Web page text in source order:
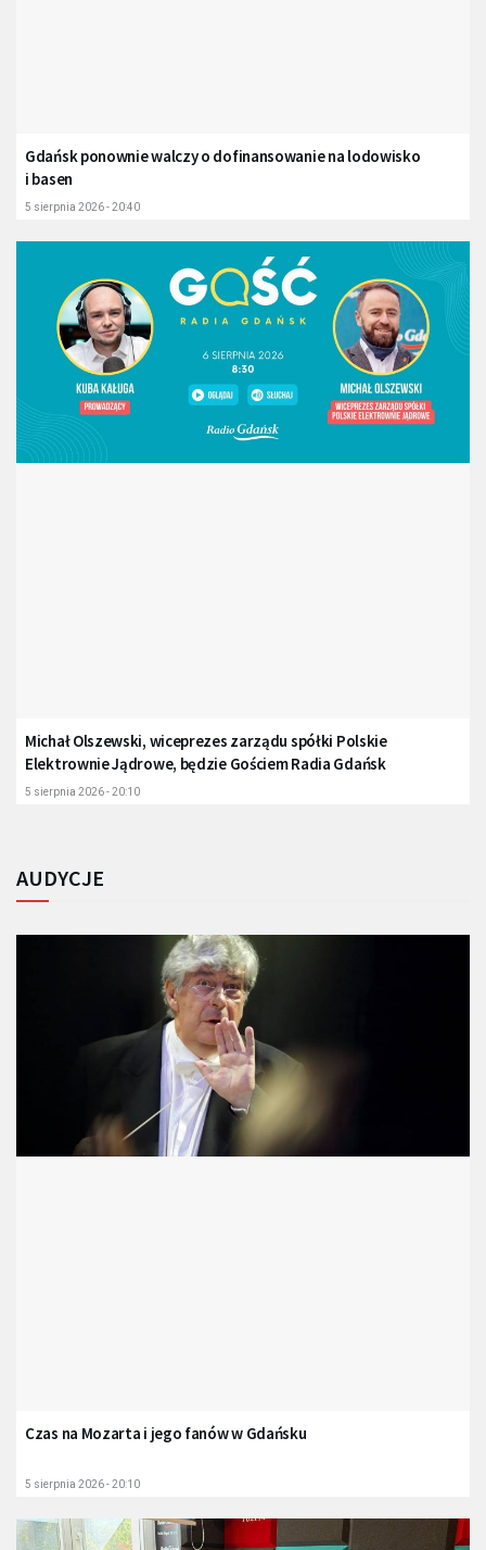
Gdańsk ponownie walczy o dofinansowanie na lodowisko
i basen
5 sierpnia 2026 - 20:40
Michał Olszewski, wiceprezes zarządu spółki Polskie
Elektrownie Jądrowe, będzie Gościem Radia Gdańsk
5 sierpnia 2026 - 20:10
AUDYCJE
Czas na Mozarta i jego fanów w Gdańsku
5 sierpnia 2026 - 20:10